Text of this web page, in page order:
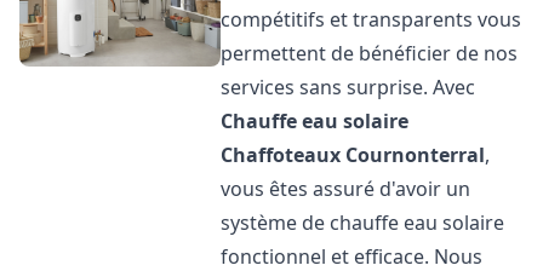
compétitifs et transparents vous
permettent de bénéficier de nos
services sans surprise. Avec
Chauffe eau solaire
Chaffoteaux Cournonterral,
vous êtes assuré d'avoir un
système de chauffe eau solaire
fonctionnel et efficace. Nous